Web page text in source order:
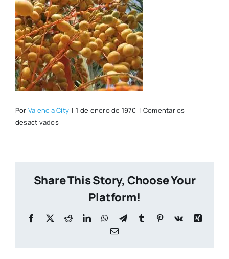
Por Valencia City | 1 de enero de 1970 | Comentarios
desactivadosen
datiles.jpg
Share This Story, Choose Your
Platform!
Facebook
X RedditLinkedInWhatsApp
TelegramTumblr Pinterest
Vk
Xing
Correo